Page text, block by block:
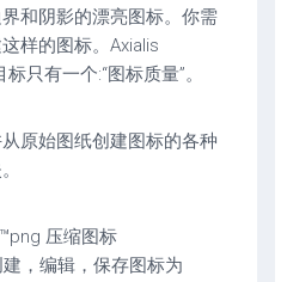
和阴影的漂亮图标。你需
样的图标。Axialis
只有一个:“图标质量”。
原始图纸创建图标的各种
压缩图标
，编辑，保存图标为